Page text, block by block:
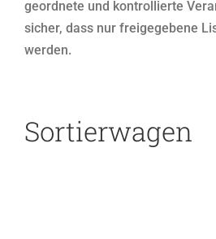
geordnete und kontrollierte
sicher, dass nur freigegebene
werden.
Sortierwagen